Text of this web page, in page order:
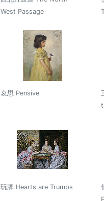
West Passage
哀思 Pensive
玩牌 Hearts are Trumps